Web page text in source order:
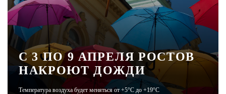
ЧЕЛОВЕК ОСОБЕННЫЙ
КУЛЬТ ЕДЫ
АФИША
ЖУРНАЛ
С 3 ПО 9 АПРЕЛЯ РОСТОВ
НАКРОЮТ ДОЖДИ
Температура воздуха будет меняться от +5°С до +19°С